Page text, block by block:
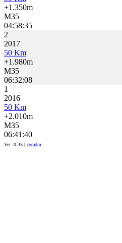
+1.350m
M35
04:58:35
2
2017
50 Km
+1.980m
M35
06:32:08
1
2016
50 Km
+2.010m
M35
06:41:40
Ver: 0.35 | cecadm